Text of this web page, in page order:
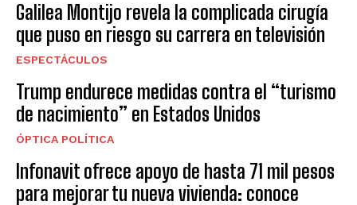
Galilea Montijo revela la complicada cirugía
que puso en riesgo su carrera en televisión
ESPECTÁCULOS
Trump endurece medidas contra el “turismo
de nacimiento” en Estados Unidos
ÓPTICA POLÍTICA
Infonavit ofrece apoyo de hasta 71 mil pesos
para mejorar tu nueva vivienda: conoce